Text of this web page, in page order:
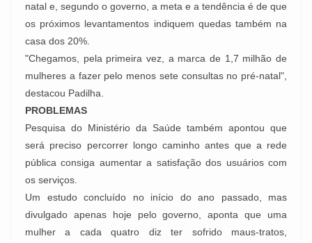
natal e, segundo o governo, a meta e a tendência é de que
os próximos levantamentos indiquem quedas também na
casa dos 20%.
"Chegamos, pela primeira vez, a marca de 1,7 milhão de
mulheres a fazer pelo menos sete consultas no pré-natal",
destacou Padilha.
PROBLEMAS
Pesquisa do Ministério da Saúde também apontou que
será preciso percorrer longo caminho antes que a rede
pública consiga aumentar a satisfação dos usuários com
os serviços.
Um estudo concluído no início do ano passado, mas
divulgado apenas hoje pelo governo, aponta que uma
mulher a cada quatro diz ter sofrido maus-tratos,